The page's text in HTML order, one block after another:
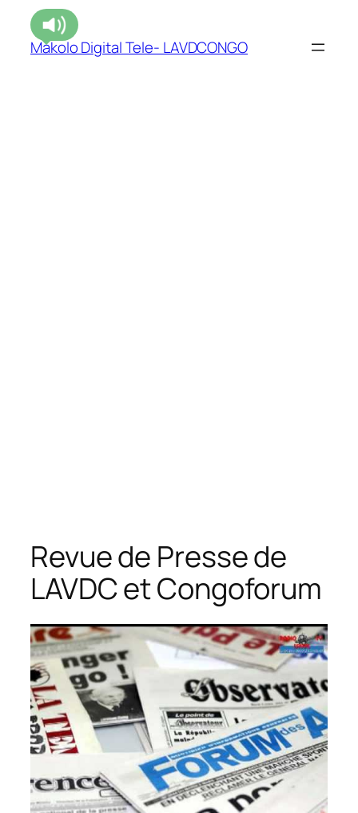
Makolo Digital Tele- LAVDCONGO
Revue de Presse de
LAVDC et Congoforum